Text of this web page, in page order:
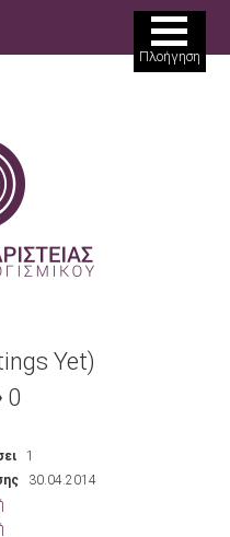
Yet)
0
1
30.04.2014
Πλοήγηση